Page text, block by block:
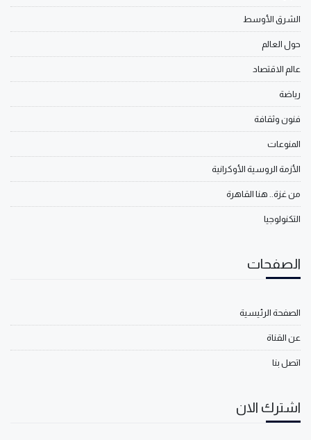
الشرق الأوسط
حول العالم
عالم الاقتصاد
رياضة
فنون وثقافة
المنوعات
الأزمة الروسية الأوكرانية
من غزة.. هنا القاهرة
التكنولوجيا
الصفحات
الصفحة الرئيسية
عن القناة
اتصل بنا
اشترك الان